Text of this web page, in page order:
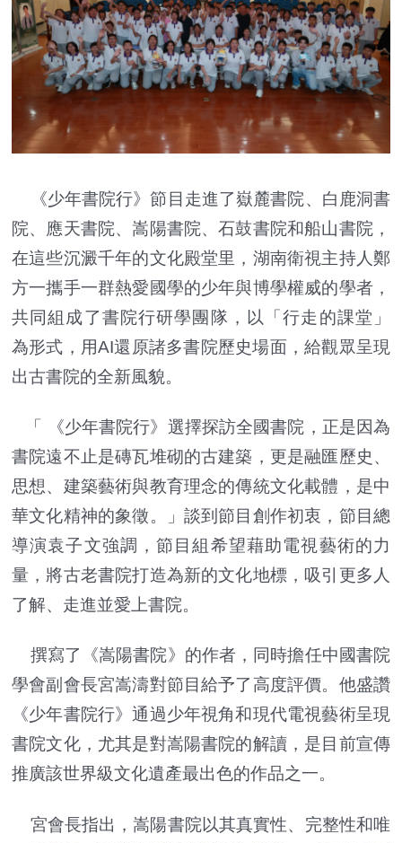
《少年書院行》節目走進了嶽麓書院、白鹿洞書
院、應天書院、嵩陽書院、石鼓書院和船山書院，
在這些沉澱千年的文化殿堂里，湖南衛視主持人鄭
方一攜手一群熱愛國學的少年與博學權威的學者，
共同組成了書院行研學團隊，以「行走的課堂」
為形式，用AI還原諸多書院歷史場面，給觀眾呈現
出古書院的全新風貌。
「 《少年書院行》選擇探訪全國書院，正是因為
書院遠不止是磚瓦堆砌的古建築，更是融匯歷史、
思想、建築藝術與教育理念的傳統文化載體，是中
華文化精神的象徵。」談到節目創作初衷，節目總
導演袁子文強調，節目組希望藉助電視藝術的力
量，將古老書院打造為新的文化地標，吸引更多人
了解、走進並愛上書院。
撰寫了《嵩陽書院》的作者，同時擔任中國書院
學會副會長宮嵩濤對節目給予了高度評價。他盛讚
《少年書院行》通過少年視角和現代電視藝術呈現
書院文化，尤其是對嵩陽書院的解讀，是目前宣傳
推廣該世界級文化遺產最出色的作品之一。
宮會長指出，嵩陽書院以其真實性、完整性和唯